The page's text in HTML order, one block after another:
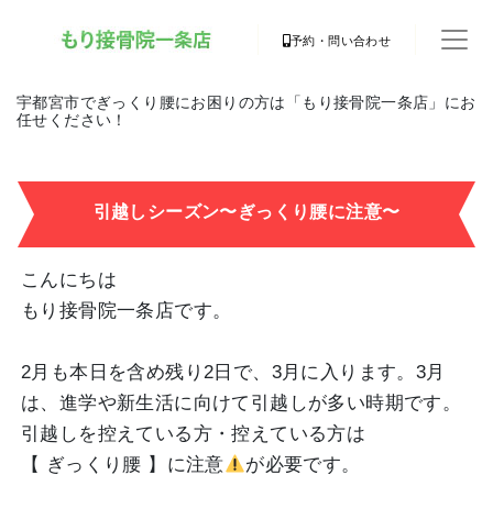
予約・問い合わせ
宇都宮市でぎっくり腰にお困りの方は「もり接骨院一条店」にお
任せください！
引越しシーズン〜ぎっくり腰に注意〜
こんにちは
もり接骨院一条店です。
2月も本日を含め残り2日で、3月に入ります。3月
は、進学や新生活に向けて引越しが多い時期です。
引越しを控えている方・控えている方は
【 ぎっくり腰 】に注意
が必要です。